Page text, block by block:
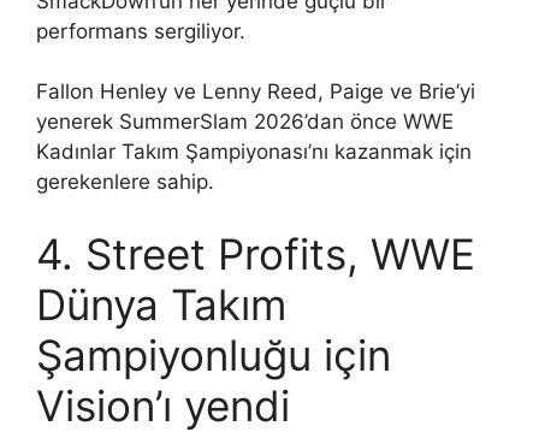
performans sergiliyor.
Fallon Henley ve Lenny Reed, Paige ve Brie’yi
yenerek SummerSlam 2026’dan önce WWE
Kadınlar Takım Şampiyonası’nı kazanmak için
gerekenlere sahip.
4. Street Profits, WWE
Dünya Takım
Şampiyonluğu için
Vision’ı yendi